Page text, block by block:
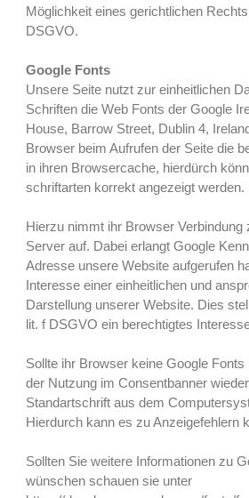
Möglichkeit eines gerichtlichen
DSGVO.
Google Fonts
Unsere Seite nutzt zur einheitlichen
Schriften die Web Fonts der Google
House, Barrow Street, Dublin 4,
Browser beim Aufrufen der Seite die
in ihren Browsercache, hierdürch
schriftarten korrekt angezeigt werden.
Hierzu nimmt ihr Browser Verbindung
Server auf. Dabei erlangt Google
Adresse unsere Website aufgerufen
Interesse einer einheitlichen und
Darstellung unserer Website. Dies
lit. f DSGVO ein berechtigtes
Sollte ihr Browser keine Google
der Nutzung im Consentbanner
Standartschrift aus dem
Hierdurch kann es zu Anzeigefehlern
Sollten Sie weitere Informationen zu
wünschen schauen sie unter